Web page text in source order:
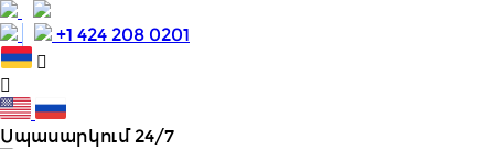
+1 424 208 0201
Սպասարկում 24/7